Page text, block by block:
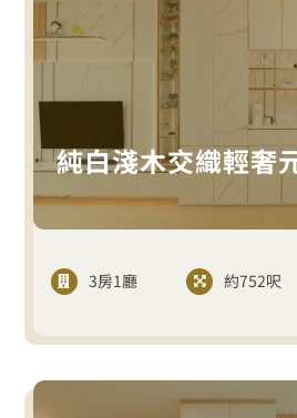
純白淺木交織輕奢
3房1廳 約752呎